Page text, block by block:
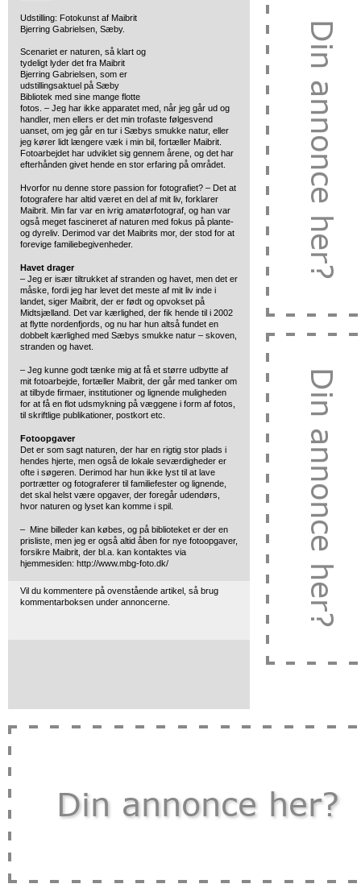
Udstilling: Fotokunst af Maibrit
Bjerring Gabrielsen, Sæby.
Scenariet er naturen, så klart og
tydeligt lyder det fra Maibrit
Bjerring Gabrielsen, som er
udstillingsaktuel på Sæby
Bibliotek med sine mange flotte
fotos. – Jeg har ikke apparatet med, når jeg går ud og
handler, men ellers er det min trofaste følgesvend
uanset, om jeg går en tur i Sæbys smukke natur, eller
jeg kører lidt længere væk i min bil, fortæller Maibrit.
Fotoarbejdet har udviklet sig gennem årene, og det har
efterhånden givet hende en stor erfaring på området.
Hvorfor nu denne store passion for fotografiet? – Det at
fotografere har altid været en del af mit liv, forklarer
Maibrit. Min far var en ivrig amatørfotograf, og han var
også meget fascineret af naturen med fokus på plante-
og dyreliv. Derimod var det Maibrits mor, der stod for at
forevige familiebegivenheder.
Havet drager
– Jeg er især tiltrukket af stranden og havet, men det er
måske, fordi jeg har levet det meste af mit liv inde i
landet, siger Maibrit, der er født og opvokset på
Midtsjælland. Det var kærlighed, der fik hende til i 2002
at flytte nordenfjords, og nu har hun altså fundet en
dobbelt kærlighed med Sæbys smukke natur – skoven,
stranden og havet.
– Jeg kunne godt tænke mig at få et større udbytte af
mit fotoarbejde, fortæller Maibrit, der går med tanker om
at tilbyde firmaer, institutioner og lignende muligheden
for at få en flot udsmykning på væggene i form af fotos,
til skriftlige publikationer, postkort etc.
Fotoopgaver
Det er som sagt naturen, der har en rigtig stor plads i
hendes hjerte, men også de lokale seværdigheder er
ofte i søgeren. Derimod har hun ikke lyst til at lave
portrætter og fotograferer til familiefester og lignende,
det skal helst være opgaver, der foregår udendørs,
hvor naturen og lyset kan komme i spil.
– Mine billeder kan købes, og på biblioteket er der en
prisliste, men jeg er også altid åben for nye fotoopgaver,
forsikre Maibrit, der bl.a. kan kontaktes via
hjemmesiden: http://www.mbg-foto.dk/
Vil du kommentere på ovenstående artikel, så brug
kommentarboksen under annoncerne.